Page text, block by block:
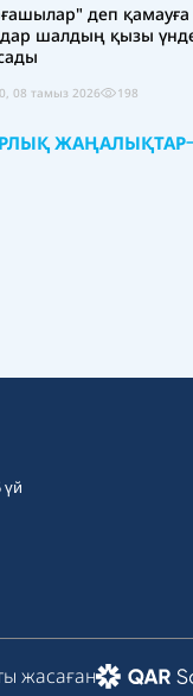
деп
шалдың қызы
08 тамыз 2026 198
ЖАҢАЛЫҚТАР
үй
жасаған